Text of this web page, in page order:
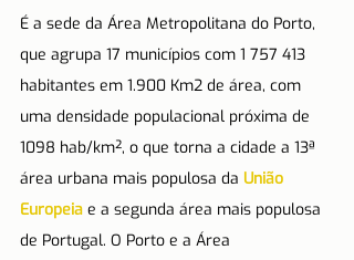
É a sede da Área Metropolitana do Porto,
que agrupa 17 municípios com 1 757 413
habitantes em 1.900 Km2 de área, com
uma densidade populacional próxima de
1098 hab/km², o que torna a cidade a 13ª
área urbana mais populosa da União
Europeia e a segunda área mais populosa
de Portugal. O Porto e a Área